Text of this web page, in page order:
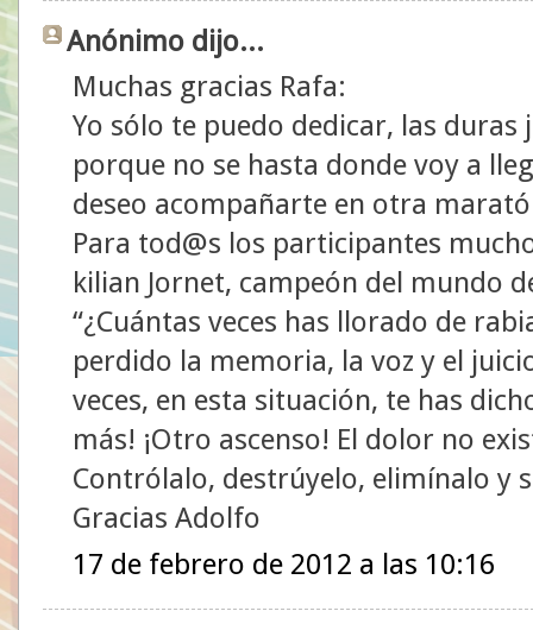
Anónimo dijo...
Muchas gracias Rafa:
Yo sólo te puedo dedicar, las
porque no se hasta donde voy a
deseo acompañarte en otra
Para tod@s los participantes
kilian Jornet, campeón del mundo
“¿Cuántas veces has llorado de
perdido la memoria, la voz y el
veces, en esta situación, te has
más! ¡Otro ascenso! El dolor no
Contrólalo, destrúyelo, elimínalo y
Gracias Adolfo
17 de febrero de 2012 a las 10:16